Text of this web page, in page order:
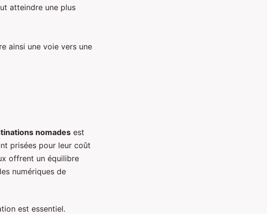
atteindre une plus
ainsi une voie vers une
nomades est
prisées pour leur coût
offrent un équilibre
numériques de
est essentiel.